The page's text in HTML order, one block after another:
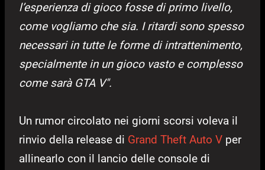
l’esperienza di gioco fosse di primo livello,
come vogliamo che sia. I ritardi sono spesso
necessari in tutte le forme di intrattenimento,
specialmente in un gioco vasto e complesso
come sarà GTA V".
Un rumor circolato nei giorni scorsi voleva il
rinvio della release di Grand Theft Auto V per
allinearlo con il lancio delle console di